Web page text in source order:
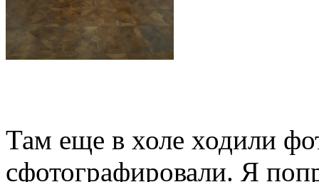
Там еще в холе ходили
сфотографировали. Я